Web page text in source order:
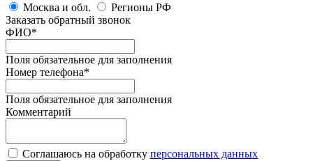
Москва и обл.
Регионы РФ
Заказать обратный звонок
ФИО*
Поля обязательное для заполнения
Номер телефона*
Поля обязательное для заполнения
Комментарий
Соглашаюсь на обработку персональных данных